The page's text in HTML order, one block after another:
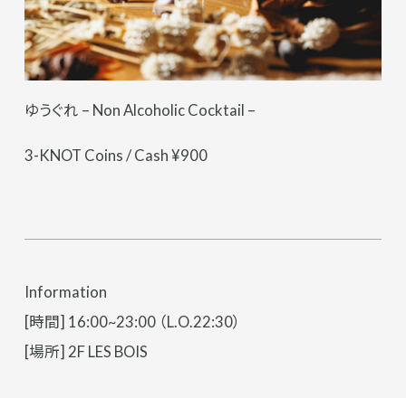
ゆうぐれ – Non Alcoholic Cocktail –
3-KNOT Coins / Cash ¥900
Information
[時間] 16:00~23:00 （L.O.22:30）
[場所] 2F LES BOIS